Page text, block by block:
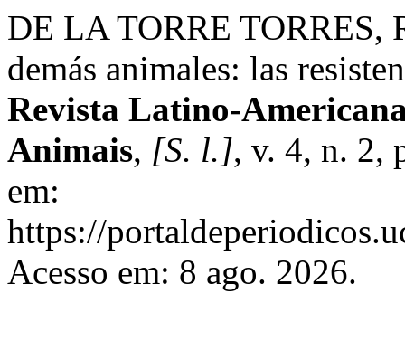
DE LA TORRE TORRES,
demás animales: las
Revista Latino-
Animais, [S. l.], v. 4, n. 2,
em:
https://
Acesso em: 8 ago. 2026.